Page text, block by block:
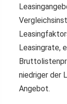
Leasingrate,
niedriger der
Angebot.